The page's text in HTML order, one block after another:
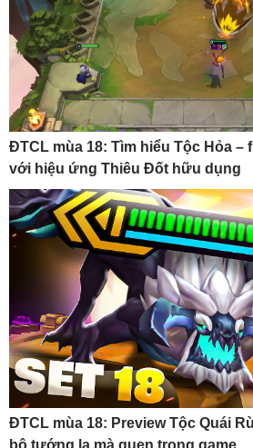
ĐTCL mùa 18: Tìm hiểu Tộc Hỏa –
với hiệu ứng Thiêu Đốt hữu dụng
ĐTCL mùa 18: Preview Tộc Quái
bộ tướng lạ mà quen trong game